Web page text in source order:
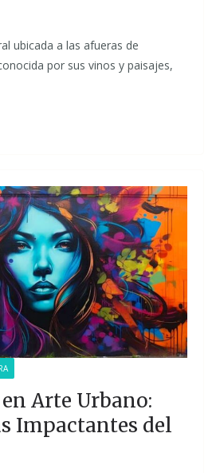
ubicada a las afueras de
por sus vinos y paisajes,
Arte Urbano:
Impactantes del